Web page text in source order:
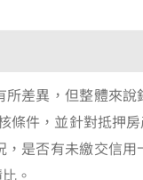
差異，但整體來說
條件，並針對抵押
是否有未繳交信
。